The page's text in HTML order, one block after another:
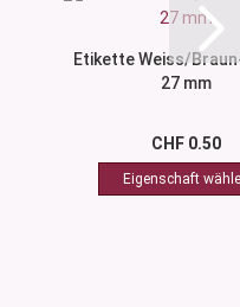
Etikette Weiss/
27 mm
CHF 0.50